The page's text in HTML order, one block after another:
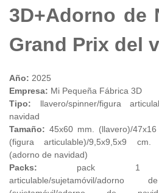
3D+Adorno de
Grand Prix del
Año: 2025
Empresa: Mi Pequeña Fábrica 3D
Tipo: llavero/spinner/figura
navidad
Tamaño: 45x60 mm. (llavero)/
(figura articulable)/9,5x9,5x9 cm.
(adorno de navidad)
Packs: pack 1
articulable/sujetamóvil/